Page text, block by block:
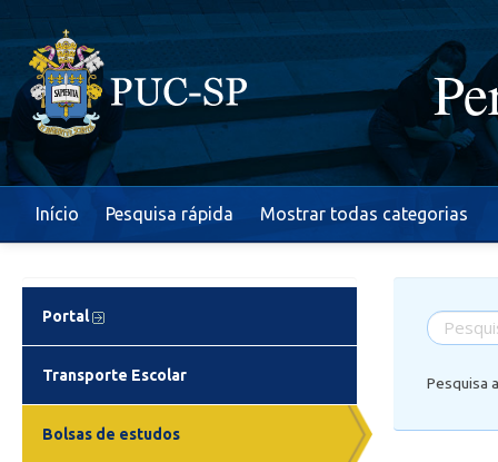
Início Pesquisa rápida Mostrar todas categorias
Portal
Transporte Escolar
Bolsas de estudos
Pesquisa